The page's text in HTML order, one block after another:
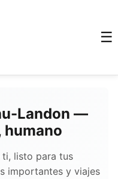
☰
Landon —
humano
listo para tus
importantes y viajes